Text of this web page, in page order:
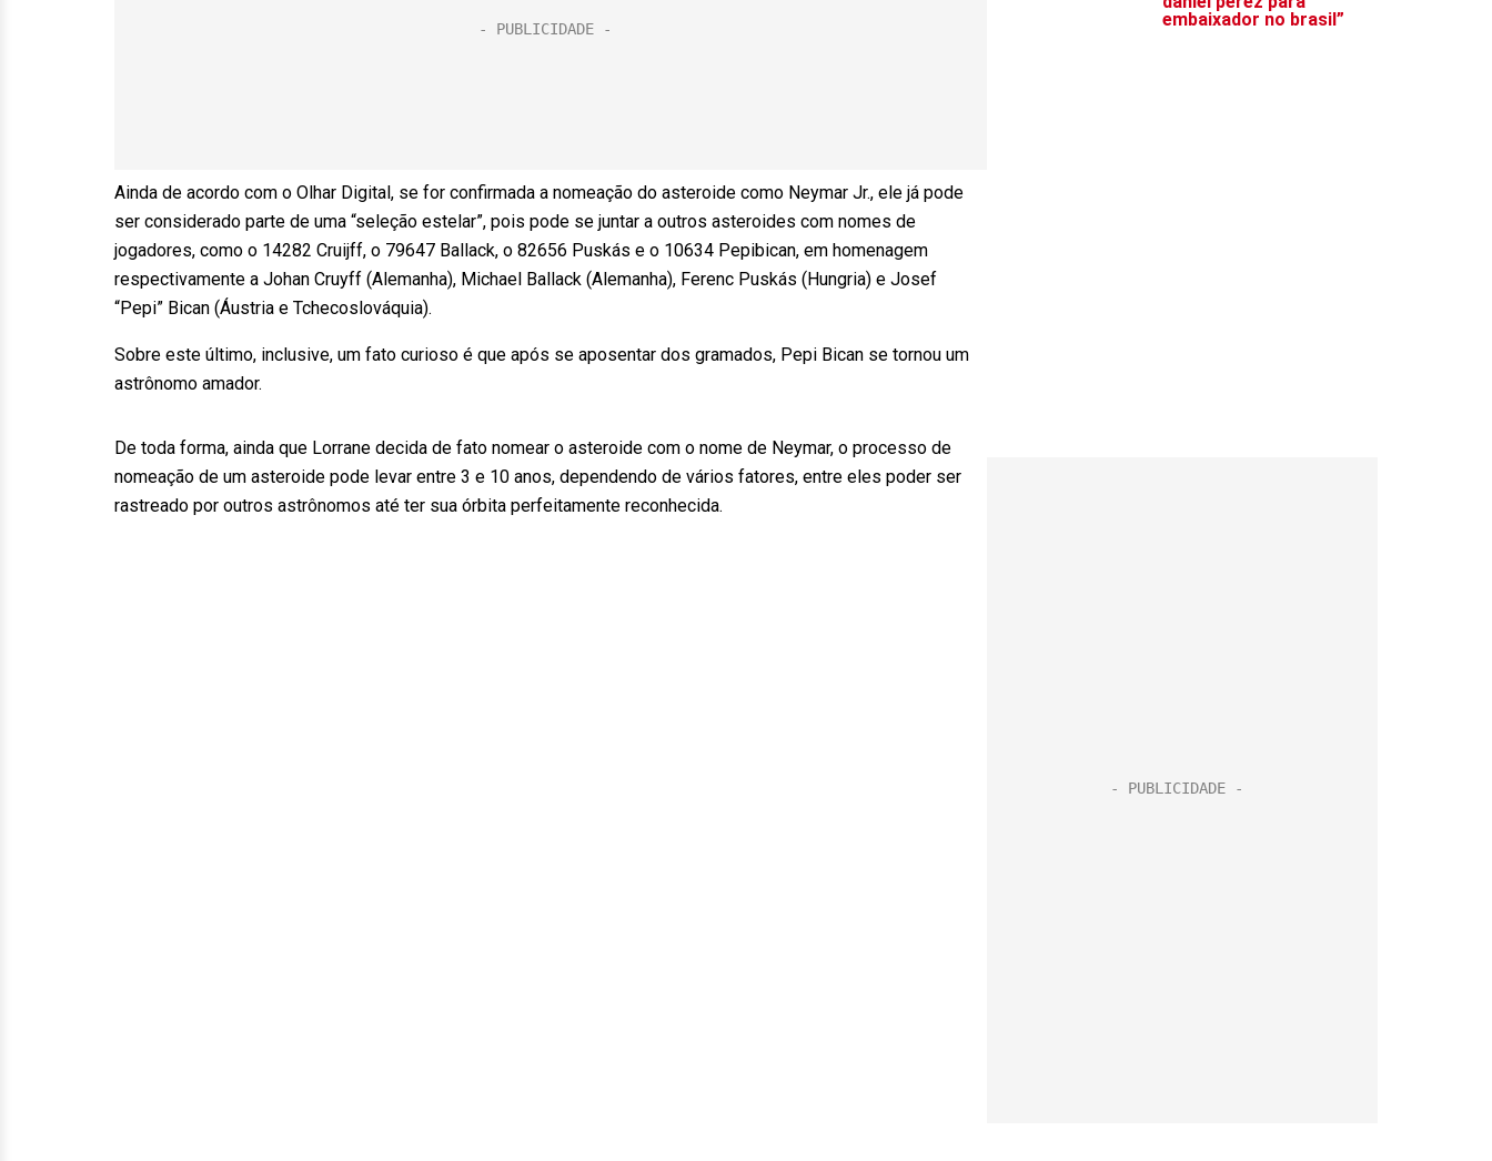
Ainda de acordo com o Olhar Digital, se for confirmada a nomeação do asteroide como Neymar Jr., ele já pode
ser considerado parte de uma “seleção estelar”, pois pode se juntar a outros asteroides com nomes de
jogadores, como o 14282 Cruijff, o 79647 Ballack, o 82656 Puskás e o 10634 Pepibican, em homenagem
respectivamente a Johan Cruyff (Alemanha), Michael Ballack (Alemanha), Ferenc Puskás (Hungria) e Josef
“Pepi” Bican (Áustria e Tchecoslováquia).
Sobre este último, inclusive, um fato curioso é que após se aposentar dos gramados, Pepi Bican se tornou um
astrônomo amador.
De toda forma, ainda que Lorrane decida de fato nomear o asteroide com o nome de Neymar, o processo de
nomeação de um asteroide pode levar entre 3 e 10 anos, dependendo de vários fatores, entre eles poder ser
rastreado por outros astrônomos até ter sua órbita perfeitamente reconhecida.